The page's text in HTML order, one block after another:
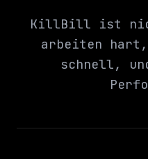
KillBill ist
arbeiten hart,
schnell,